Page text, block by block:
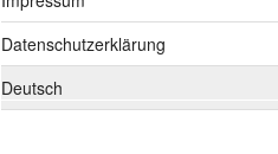
Datenschutzerklärung
Deutsch